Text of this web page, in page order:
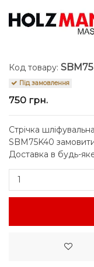
Код товару:
Під замовлення
750 грн.
Стрічка
SBM75K40
Доставка в будь-